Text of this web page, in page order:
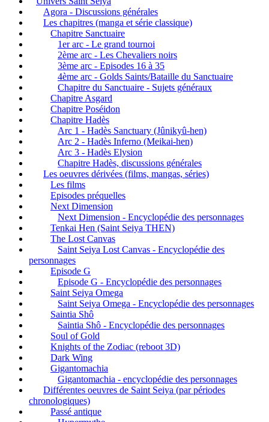
Agora - Discussions générales
Les chapitres (manga et série classique)
Chapitre Sanctuaire
1er arc - Le grand tournoi
2ème arc - Les Chevaliers noirs
3ème arc - Episodes 16 à 35
4ème arc - Golds Saints/Bataille du Sanctuaire
Chapitre du Sanctuaire - Sujets généraux
Chapitre Asgard
Chapitre Poséidon
Chapitre Hadès
Arc 1 - Hadès Sanctuary (Jûnikyû-hen)
Arc 2 - Hadès Inferno (Meikai-hen)
Arc 3 - Hadès Elysion
Chapitre Hadès, discussions générales
Les oeuvres dérivées (films, mangas, séries)
Les films
Episodes préquelles
Next Dimension
Next Dimension - Encyclopédie des personnages
Tenkai Hen (Saint Seiya THEN)
The Lost Canvas
Saint Seiya Lost Canvas - Encyclopédie des
personnages
Episode G
Episode G - Encyclopédie des personnages
Saint Seiya Omega
Saint Seiya Omega - Encyclopédie des personnages
Saintia Shô
Saintia Shô - Encyclopédie des personnages
Soul of Gold
Knights of the Zodiac (reboot 3D)
Dark Wing
Gigantomachia
Gigantomachia - encyclopédie des personnages
Différentes oeuvres de Saint Seiya (par périodes
chronologiques)
Passé antique